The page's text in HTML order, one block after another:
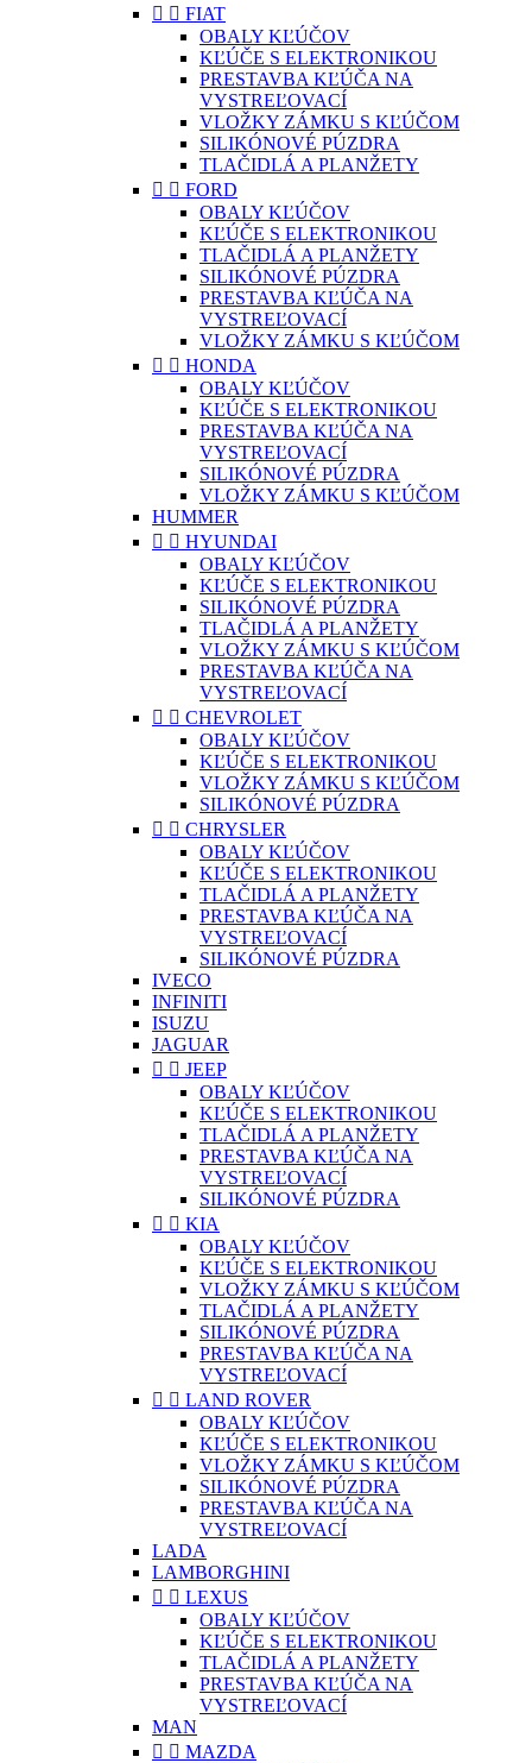
  FIAT
OBALY KĽÚČOV
KĽÚČE S ELEKTRONIKOU
PRESTAVBA KĽÚČA NA
VYSTREĽOVACÍ
VLOŽKY ZÁMKU S KĽÚČOM
SILIKÓNOVÉ PÚZDRA
TLAČIDLÁ A PLANŽETY
  FORD
OBALY KĽÚČOV
KĽÚČE S ELEKTRONIKOU
TLAČIDLÁ A PLANŽETY
SILIKÓNOVÉ PÚZDRA
PRESTAVBA KĽÚČA NA
VYSTREĽOVACÍ
VLOŽKY ZÁMKU S KĽÚČOM
  HONDA
OBALY KĽÚČOV
KĽÚČE S ELEKTRONIKOU
PRESTAVBA KĽÚČA NA
VYSTREĽOVACÍ
SILIKÓNOVÉ PÚZDRA
VLOŽKY ZÁMKU S KĽÚČOM
HUMMER
  HYUNDAI
OBALY KĽÚČOV
KĽÚČE S ELEKTRONIKOU
SILIKÓNOVÉ PÚZDRA
TLAČIDLÁ A PLANŽETY
VLOŽKY ZÁMKU S KĽÚČOM
PRESTAVBA KĽÚČA NA
VYSTREĽOVACÍ
  CHEVROLET
OBALY KĽÚČOV
KĽÚČE S ELEKTRONIKOU
VLOŽKY ZÁMKU S KĽÚČOM
SILIKÓNOVÉ PÚZDRA
  CHRYSLER
OBALY KĽÚČOV
KĽÚČE S ELEKTRONIKOU
TLAČIDLÁ A PLANŽETY
PRESTAVBA KĽÚČA NA
VYSTREĽOVACÍ
SILIKÓNOVÉ PÚZDRA
IVECO
INFINITI
ISUZU
JAGUAR
  JEEP
OBALY KĽÚČOV
KĽÚČE S ELEKTRONIKOU
TLAČIDLÁ A PLANŽETY
PRESTAVBA KĽÚČA NA
VYSTREĽOVACÍ
SILIKÓNOVÉ PÚZDRA
  KIA
OBALY KĽÚČOV
KĽÚČE S ELEKTRONIKOU
VLOŽKY ZÁMKU S KĽÚČOM
TLAČIDLÁ A PLANŽETY
SILIKÓNOVÉ PÚZDRA
PRESTAVBA KĽÚČA NA
VYSTREĽOVACÍ
  LAND ROVER
OBALY KĽÚČOV
KĽÚČE S ELEKTRONIKOU
VLOŽKY ZÁMKU S KĽÚČOM
SILIKÓNOVÉ PÚZDRA
PRESTAVBA KĽÚČA NA
VYSTREĽOVACÍ
LADA
LAMBORGHINI
  LEXUS
OBALY KĽÚČOV
KĽÚČE S ELEKTRONIKOU
TLAČIDLÁ A PLANŽETY
PRESTAVBA KĽÚČA NA
VYSTREĽOVACÍ
MAN
  MAZDA